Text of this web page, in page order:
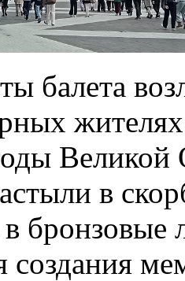
балета
в
в
создания